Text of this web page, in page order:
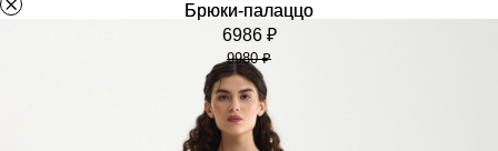
Брюки-палаццо
6986 ₽
9980 ₽